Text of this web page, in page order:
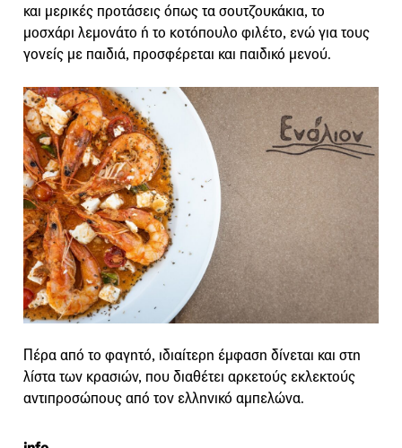
και μερικές προτάσεις όπως τα σουτζουκάκια, το
μοσχάρι λεμονάτο ή το κοτόπουλο φιλέτο, ενώ για τους
γονείς με παιδιά, προσφέρεται και παιδικό μενού.
Πέρα από το φαγητό, ιδιαίτερη έμφαση δίνεται και στη
λίστα των κρασιών, που διαθέτει αρκετούς εκλεκτούς
αντιπροσώπους από τον ελληνικό αμπελώνα.